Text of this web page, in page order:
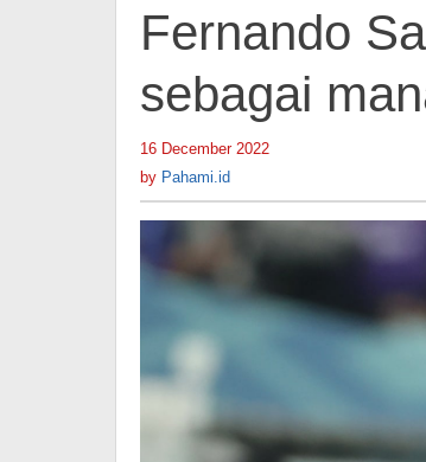
diri
Fernando
sebagai
16 December 2022
by Pahami.id